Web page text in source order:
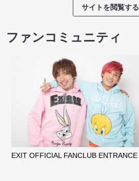
サイトを閲覧する
ファンコミュニティ
EXIT OFFICIAL FANCLUB ENTRANCE